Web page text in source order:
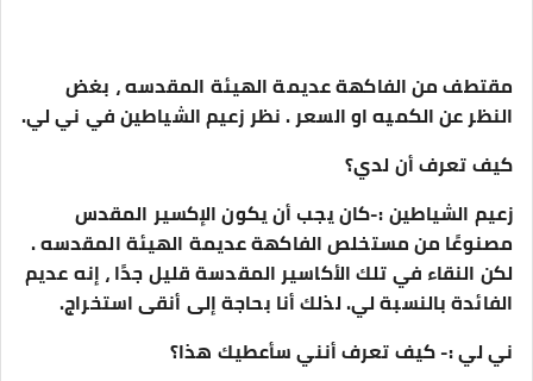
مقتطف من الفاكهة عديمة الهيئة المقدسه ، بغض
النظر عن الكميه او السعر . نظر زعيم الشياطين في ني لي.
كيف تعرف أن لدي؟
زعيم الشياطين :-كان يجب أن يكون الإكسير المقدس
مصنوعًا من مستخلص الفاكهة عديمة الهيئة المقدسه .
لكن النقاء في تلك الأكاسير المقدسة قليل جدًا ، إنه عديم
الفائدة بالنسبة لي. لذلك أنا بحاجة إلى أنقى استخراج.
ني لي :- كيف تعرف أنني سأعطيك هذا؟